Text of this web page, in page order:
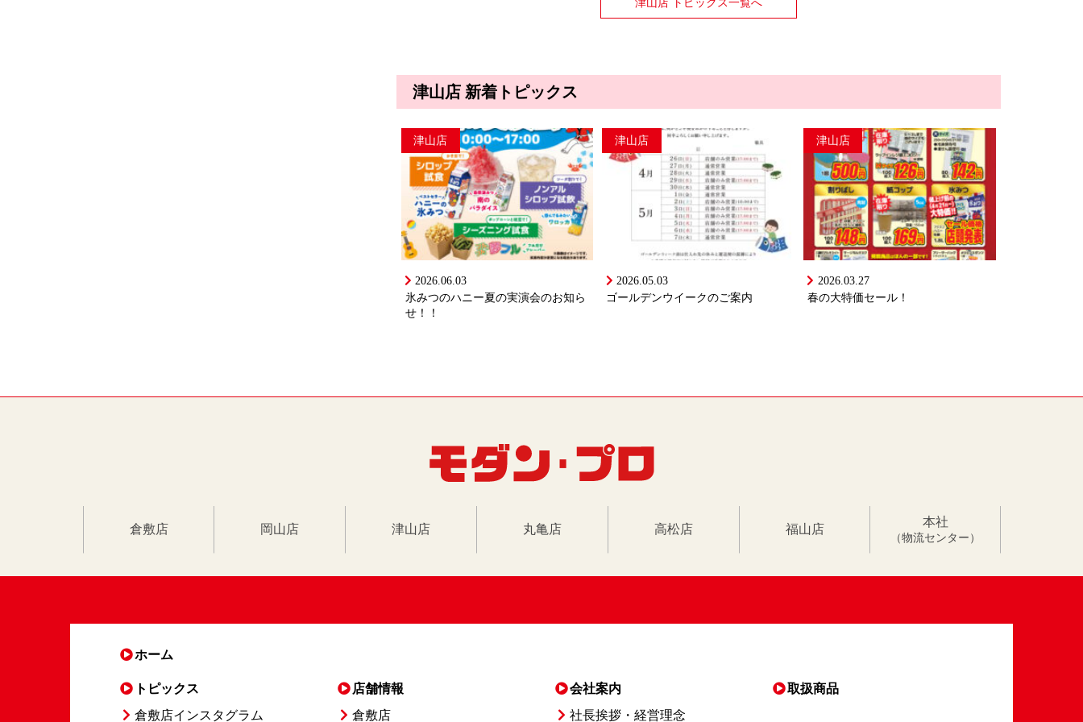
津山店 トピックス一覧へ
津山店 新着トピックス
津山店
2026.06.03
氷みつのハニー夏の実演会のお知ら
せ！！
津山店
2026.05.03
ゴールデンウイークのご案内
津山店
2026.03.27
春の大特価セール！
倉敷店 岡山店 津山店 丸亀店 高松店 福山店
本社
（物流センター）
ホーム
トピックス
倉敷店インスタグラム
店舗情報
倉敷店
会社案内
社長挨拶・経営理念
取扱商品